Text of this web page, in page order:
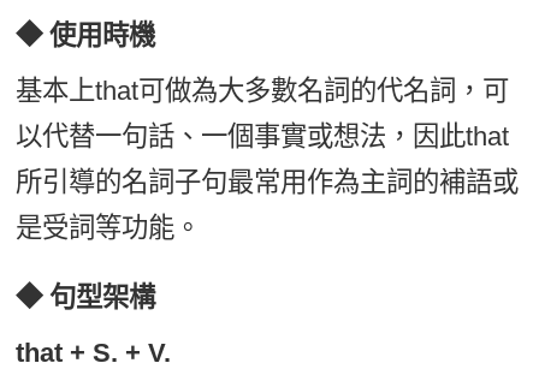
◆ 使用時機
基本上that可做為大多數名詞的代名詞，可
以代替一句話、一個事實或想法，因此that
所引導的名詞子句最常用作為主詞的補語或
是受詞等功能。
◆ 句型架構
that + S. + V.